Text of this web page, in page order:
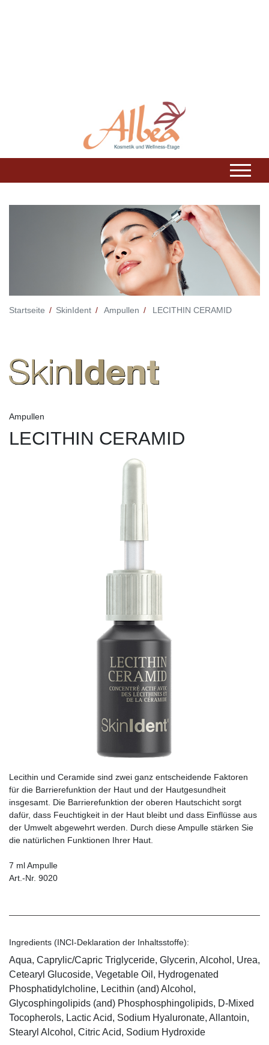
Startseite SkinIdent Ampullen LECITHIN CERAMID
Ampullen
LECITHIN CERAMID
Lecithin und Ceramide sind zwei ganz entscheidende Faktoren
für die Barrierefunktion der Haut und der Hautgesundheit
insgesamt. Die Barrierefunktion der oberen Hautschicht sorgt
dafür, dass Feuchtigkeit in der Haut bleibt und dass Einflüsse aus
der Umwelt abgewehrt werden. Durch diese Ampulle stärken Sie
die natürlichen Funktionen Ihrer Haut.
7 ml Ampulle
Art.-Nr. 9020
Ingredients (INCI-Deklaration der Inhaltsstoffe):
Aqua, Caprylic/Capric Triglyceride, Glycerin, Alcohol, Urea,
Cetearyl Glucoside, Vegetable Oil, Hydrogenated
Phosphatidylcholine, Lecithin (and) Alcohol,
Glycosphingolipids (and) Phosphosphingolipids, D-Mixed
Tocopherols, Lactic Acid, Sodium Hyaluronate, Allantoin,
Stearyl Alcohol, Citric Acid, Sodium Hydroxide